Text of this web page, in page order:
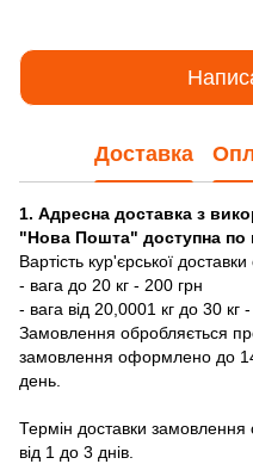
Доставка
1. Адресна доставка з
"Нова Пошта" доступна по
Вартість кур'єрської
- вага до 20 кг - 200 грн
- вага від 20,0001 кг до 30 кг
Замовлення обробляється
замовлення оформлено до
день.
Термін доставки
від 1 до 3 днів.